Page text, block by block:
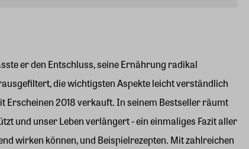
er den Entschluss, seine Ernährung radikal
die wichtigsten Aspekte leicht verständlich
Erscheinen 2018 verkauft. In seinem Bestseller räumt
und unser Leben verlängert - ein einmaliges Fazit aller
wirken können, und Beispielrezepten. Mit zahlreichen